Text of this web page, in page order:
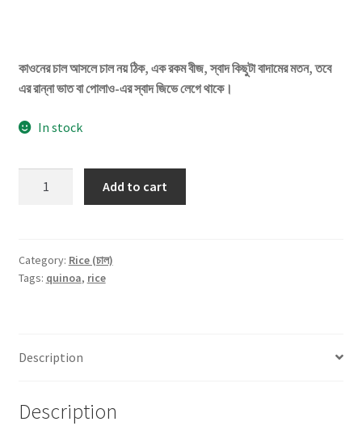
কাওনের চাল আসলে চাল নয় ঠিক, এক রকম বীজ, স্বাদ কিছুটা বাদামের মতন, তবে
এর রান্না ভাত বা পোলাও-এর স্বাদ জিভে লেগে থাকে।
In stock
(Sorted)
quantity
Add to cart
Category: Rice (চাল)
Tags: quinoa, rice
Description
Description